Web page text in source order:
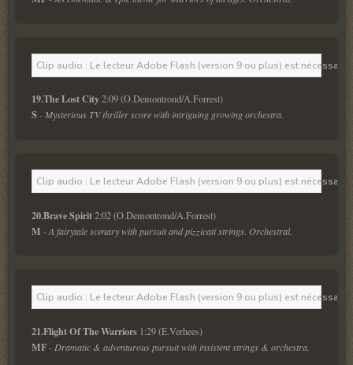
Clip audio : Le lecteur Adobe Flash (version 9 ou plus) est
19.The Lost City 2:09 (O.Demontrond/A.Forrest)
S - Mysterious TV thriller score with intriguing growing orchestra.
Clip audio : Le lecteur Adobe Flash (version 9 ou plus) est
20.Brave Spirit 2:02 (O.Demontrond/A.Forrest)
M - A fairytale scenary with pursuit and pizzicati strings. Orchestral.
Clip audio : Le lecteur Adobe Flash (version 9 ou plus) est
21.Flight Of The Warriors 1:29 (E.Verhees)
MF - Dramatic & adventurous pursuit with insistent strings & orchestra.